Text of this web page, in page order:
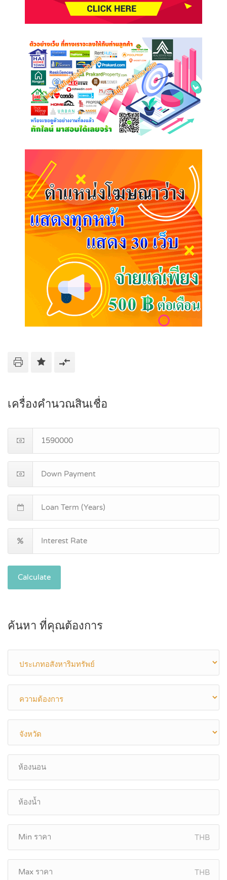
เครื่องคำนวณสินเชื่อ
Calculate
ค้นหา ที่คุณต้องการ
THB
THB